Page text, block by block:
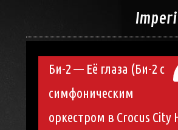
Би-2 — Её глаза (Би-2 с
симфоническим
оркестром в Crocus City